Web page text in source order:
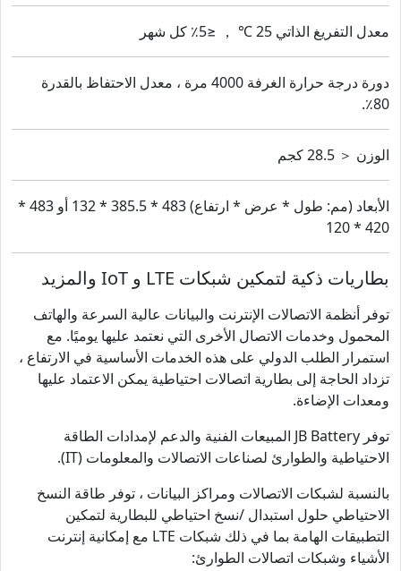
معدل التفريغ الذاتي 25 ℃ ， ≤5٪ كل شهر
دورة درجة حرارة الغرفة 4000 مرة ، معدل الاحتفاظ بالقدرة
80٪.
الوزن ＜ 28.5 كجم
الأبعاد (مم: طول * عرض * ارتفاع) 483 * 385.5 * 132 أو 483 *
420 * 120
بطاريات ذكية لتمكين شبكات LTE و IoT والمزيد
توفر أنظمة الاتصالات الإنترنت والبيانات عالية السرعة والهاتف
المحمول وخدمات الاتصال الأخرى التي نعتمد عليها يوميًا. مع
استمرار الطلب الدولي على هذه الخدمات الأساسية في الارتفاع ،
تزداد الحاجة إلى بطارية اتصالات احتياطية يمكن الاعتماد عليها
ومعدات الإضاءة.
توفر JB Battery المبيعات الفنية والدعم لإمدادات الطاقة
الاحتياطية والطوارئ لصناعات الاتصالات والمعلومات (IT).
بالنسبة لشبكات الاتصالات ومراكز البيانات ، توفر طاقة النسخ
الاحتياطي حلول استبدال /نسخ احتياطي للبطارية لتمكين
التطبيقات الهامة بما في ذلك شبكات LTE مع إمكانية إنترنت
الأشياء وشبكات اتصالات الطوارئ: